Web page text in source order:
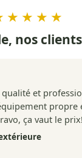
nos
qualité et
propre
ça vaut le